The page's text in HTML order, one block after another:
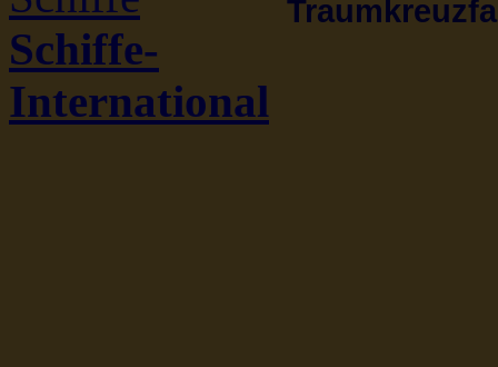
Schiffe-
International